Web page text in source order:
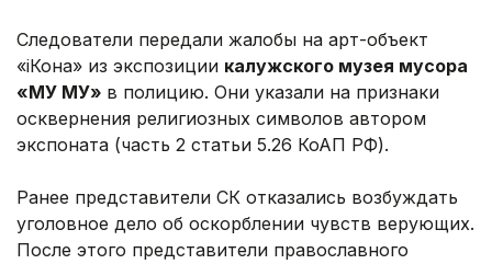
Следователи передали жалобы на арт-объект
«iКона» из экспозиции калужского музея мусора
«МУ МУ» в полицию. Они указали на признаки
осквернения религиозных символов автором
экспоната (часть 2 статьи 5.26 КоАП РФ).
Ранее представители СК отказались возбуждать
уголовное дело об оскорблении чувств верующих.
После этого представители православного